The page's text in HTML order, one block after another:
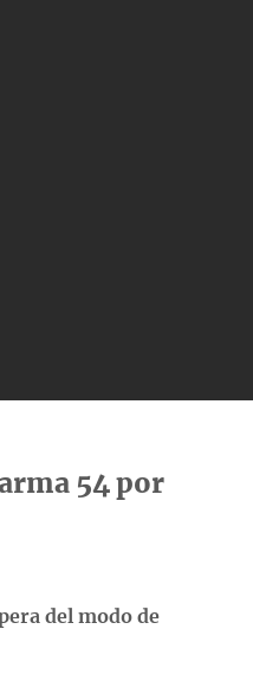
54 por
del modo de